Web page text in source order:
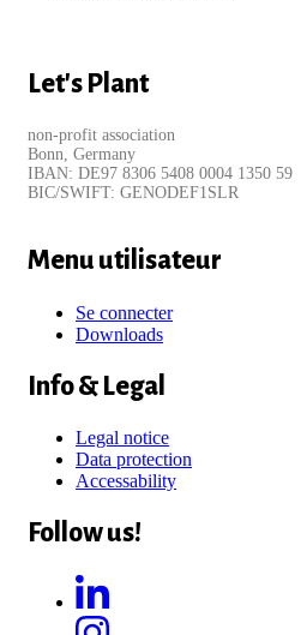
Let's Plant
non-profit association
Bonn, Germany
IBAN: DE97 8306 5408 0004 1350 59
BIC/SWIFT: GENODEF1SLR
Menu utilisateur
Se connecter
Downloads
Info & Legal
Legal notice
Data protection
Accessability
Follow us!